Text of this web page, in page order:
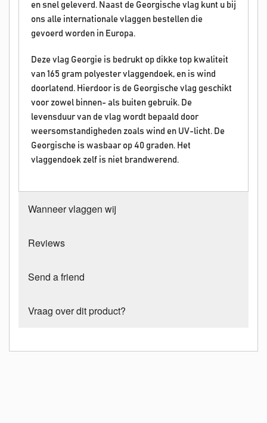
en snel geleverd. Naast de Georgische vlag kunt u bij
ons alle internationale vlaggen bestellen die
gevoerd worden in Europa.
Deze vlag Georgie is bedrukt op dikke top kwaliteit
van 165 gram polyester vlaggendoek, en is wind
doorlatend. Hierdoor is de Georgische vlag geschikt
voor zowel binnen- als buiten gebruik. De
levensduur van de vlag wordt bepaald door
weersomstandigheden zoals wind en UV-licht. De
Georgische is wasbaar op 40 graden. Het
vlaggendoek zelf is niet brandwerend.
Wanneer vlaggen wij
Reviews
Send a friend
Vraag over dit product?